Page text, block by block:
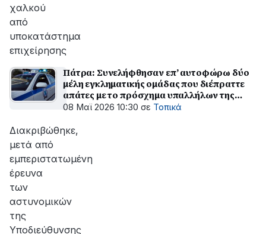
χαλκού
από
υποκατάστημα
επιχείρησης
Πάτρα: Συνελήφθησαν επ’ αυτοφώρω δύο
μέλη εγκληματικής ομάδας που διέπραττε
απάτες με το πρόσχημα υπαλλήλων της
ΔΕΔΔΗΕ
08 Μαϊ 2026 10:30 σε Τοπικά
Διακριβώθηκε,
μετά από
εμπεριστατωμένη
έρευνα
των
αστυνομικών
της
Υποδιεύθυνσης